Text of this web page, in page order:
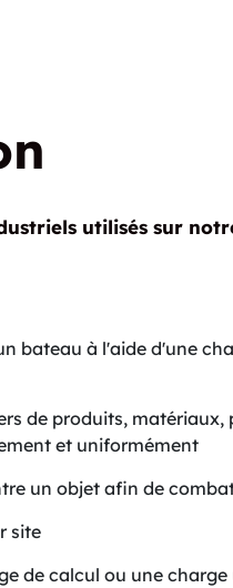
utilisés sur
bateau à l'aide d'une
de produits, matériaux,
et uniformément
un objet afin de
site
de calcul ou une charge